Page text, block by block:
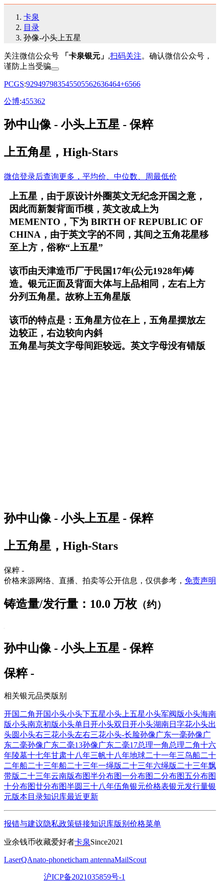
卡泉
目录
孙像-小头上五星
关注微信公众号 「卡泉银元」 ,扫码关注。确认微信公众号，
谨防上当受骗
PCGS:929497983545505562636464+6566
公博:455362
孙中山像 - 小头上五星 - 保粹
上五角星，High-Stars
微信登录后查询更多，平均价、中位数、周最低价
上五星，由于原设计外圈英文无纪念开国之意，
因此而新製背面币模，英文改成上为
MEMENTO，下为 BIRTH OF REPUBLIC OF
CHINA，由于英文字的不同，其间之五角花星移
至上方，俗称“上五星”
该币由天津造币厂于民国17年(公元1928年)铸
造。银元正面及背面大体与上品相同，左右上方
分列五角星。故称上五角星版
该币的特点是：五角星方位在上，五角星摆放左
边较正，右边较向内斜
五角星与英文字母间距较远。英文字母没有错版
孙中山像 - 小头上五星 - 保粹
上五角星，High-Stars
保粹 -
价格来源网络、直播、拍卖等公开信息，仅供参考， 免责声明
铸造量/发行量：10.0 万枚 （约）
孙中山像 - 小头上五星 - 保粹
保粹 -
相关银元品类版别
开国二角开国小头小头下五星小头上五星小头军阀版小头海南
版小头南京初版小头单日开小头双日开小头湖南日字花小头出
头圆小头右三花小头左右三花小头-长脸孙像广东一毫孙像广
东二毫孙像广东二毫13孙像广东二毫17总理一角总理二角十六
年陵墓十七年甘肃十八年三帆十八年地球二十一年三鸟船二十
二年船二十三年船二十三年一绳版 二十三年六绳版 二十三年飘
带版 二十三年云南版布图半分布图一分布图二分布图五分布图
十分布图廿分布图半圆 三十八年伍角银元价格表银元发行量银
元版本目录知识库最近更新
报错与建议隐私政策链接知识库版别 价格菜单
业余钱币收藏爱好者卡泉Since2021
LaserQAnato-phoneticham antennaMailScout
沪ICP备2021035859号-1